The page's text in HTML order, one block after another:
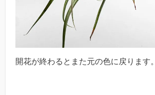
開花が終わるとまた元の色に戻ります。